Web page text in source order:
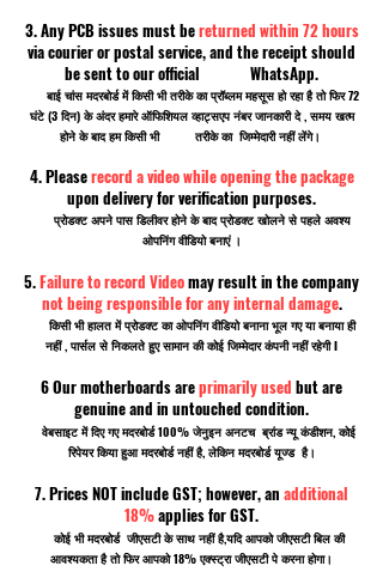
3. Any PCB issues must bereturned within 72 hours
via courier or postal service, and the receipt should
be sent to our official WhatsApp.
बाई चांस मदरबोर्ड में किसी भी तरीके का प्रॉब्लम महसूस हो रहा है तो फिर 72
घंटे (3 दिन) के अंदर हमारे ऑफिशियल व्हाट्सएप नंबर जानकारी दे , समय खत्म
होने के बाद हम किसी भी तरीके का जिम्मेदारी नहीं लेंगे।
4. Pleaserecord a video while opening the package
upon delivery for verification purposes.
प्रोडक्ट अपने पास डिलीवर होने के बाद प्रोडक्ट खोलने से पहले अवश्य
ओपनिंग वीडियो बनाएं ।
5.Failure to record Videomay result in the company
not being responsible for any internal damage.
किसी भी हालत में प्रोडक्ट का ओपनिंग वीडियो बनाना भूल गए या बनाया ही
नहीं , पार्सल से निकलते हुए सामान की कोई जिम्मेदार कंपनी नहीं रहेगी I
6 Our motherboards areprimarily used but are
genuine and in untouched condition.
वेबसाइट में दिए गए मदरबोर्ड 100% जेनुइन अनटच ब्रांड न्यू कंडीशन, कोई
रिपेयर किया हुआ मदरबोर्ड नहीं है, लेकिन मदरबोर्ड यूज्ड है।
7. Prices NOT include GST; however, an additional
18%applies for GST.
कोई भी मदरबोर्ड जीएसटी के साथ नहीं है,यदि आपको जीएसटी बिल की
आवश्यकता है तो फिर आपको 18% एक्स्ट्रा जीएसटी पे करना होगा।